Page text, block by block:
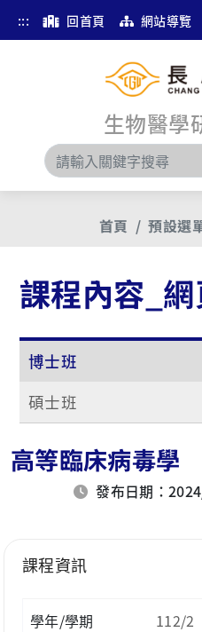
::: 回首頁 網站導覽
生物醫學
首頁 預設選
課程內容_網
博士班
碩士班
高等臨床病毒學
發布日期：
課程資訊
學年/學期 112/2